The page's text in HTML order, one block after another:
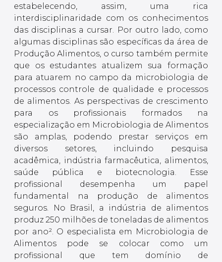
estabelecendo, assim, uma rica
interdisciplinaridade com os conhecimentos
das disciplinas a cursar. Por outro lado, como
algumas disciplinas são específicas da área de
Produção Alimentos, o curso também permite
que os estudantes atualizem sua formação
para atuarem no campo da microbiologia de
processos controle de qualidade e processos
de alimentos. As perspectivas de crescimento
para os profissionais formados na
especialização em Microbiologia de Alimentos
são amplas, podendo prestar serviços em
diversos setores, incluindo pesquisa
acadêmica, indústria farmacêutica, alimentos,
saúde pública e biotecnologia. Esse
profissional desempenha um papel
fundamental na produção de alimentos
seguros. No Brasil, a indústria de alimentos
produz 250 milhões de toneladas de alimentos
por ano². O especialista em Microbiologia de
Alimentos pode se colocar como um
profissional que tem domínio de